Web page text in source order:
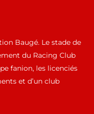
Baugé. Le stade de
du Racing Club
fanion, les licenciés
et d’un club